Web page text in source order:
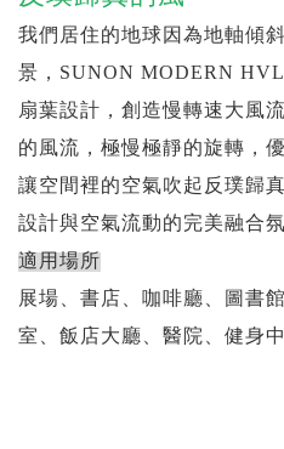
我們居住的地球因為地軸傾
景，SUNON MODERN
扇葉設計，創造慢轉速大風
的風流，極慢極靜的旋轉，
讓空間裡的空氣吹起反璞歸
設計與空氣流動的完美融合氛
適用場所
展場、書店、咖啡廳、圖書
室、飯店大廳、醫院、健身